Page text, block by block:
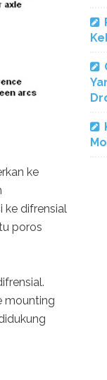
ke
ke difrensial
poros
mounting